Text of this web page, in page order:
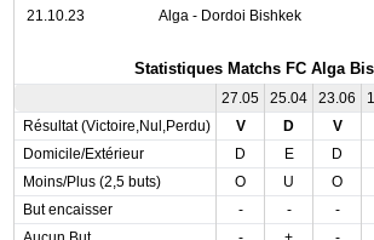
21.10.23 Alga - Dordoi Bishkek
Statistiques Matchs FC Alga
27.05 25.04 23.06
Résultat (Victoire,Nul,Perdu)
V D V
Domicile/Extérieur
D E D
Moins/Plus (2,5 buts)
O U O
But encaisser
- - -